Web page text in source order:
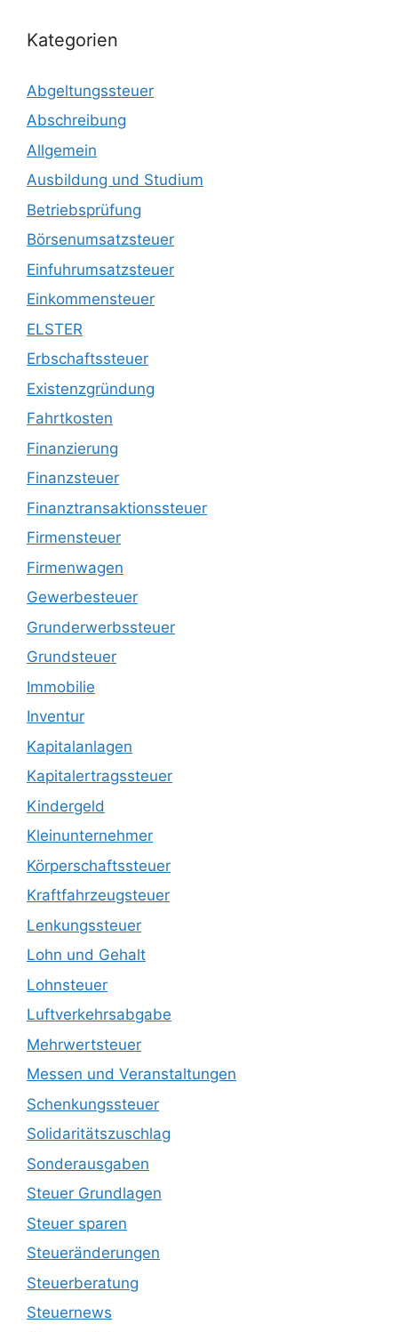
Kategorien
Abgeltungssteuer
Abschreibung
Allgemein
Ausbildung und Studium
Betriebsprüfung
Börsenumsatzsteuer
Einfuhrumsatzsteuer
Einkommensteuer
ELSTER
Erbschaftssteuer
Existenzgründung
Fahrtkosten
Finanzierung
Finanzsteuer
Finanztransaktionssteuer
Firmensteuer
Firmenwagen
Gewerbesteuer
Grunderwerbssteuer
Grundsteuer
Immobilie
Inventur
Kapitalanlagen
Kapitalertragssteuer
Kindergeld
Kleinunternehmer
Körperschaftssteuer
Kraftfahrzeugsteuer
Lenkungssteuer
Lohn und Gehalt
Lohnsteuer
Luftverkehrsabgabe
Mehrwertsteuer
Messen und Veranstaltungen
Schenkungssteuer
Solidaritätszuschlag
Sonderausgaben
Steuer Grundlagen
Steuer sparen
Steueränderungen
Steuerberatung
Steuernews